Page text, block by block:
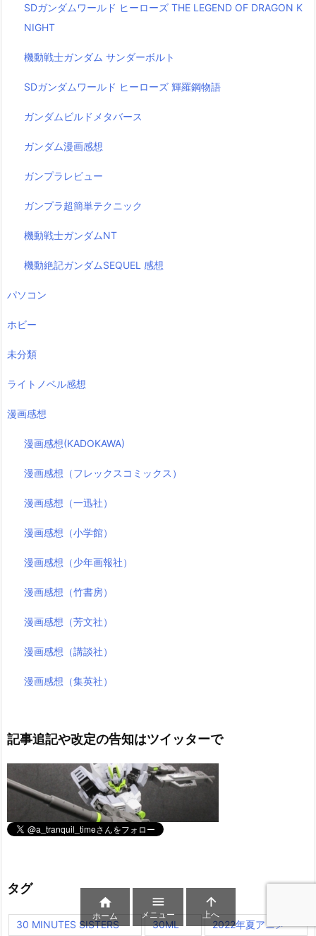
SDガンダムワールド ヒーローズ THE LEGEND OF DRAGON K
NIGHT
機動戦士ガンダム サンダーボルト
SDガンダムワールド ヒーローズ 輝羅鋼物語
ガンダムビルドメタバース
ガンダム漫画感想
ガンプラレビュー
ガンプラ超簡単テクニック
機動戦士ガンダムNT
機動絶記ガンダムSEQUEL 感想
パソコン
ホビー
未分類
ライトノベル感想
漫画感想
漫画感想(KADOKAWA)
漫画感想（フレックスコミックス）
漫画感想（一迅社）
漫画感想（小学館）
漫画感想（少年画報社）
漫画感想（竹書房）
漫画感想（芳文社）
漫画感想（講談社）
漫画感想（集英社）
記事追記や改定の告知はツイッターで
タグ
30 MINUTES SISTERS 30ML 2022年夏アニメ

ホーム

メニュー

上へ